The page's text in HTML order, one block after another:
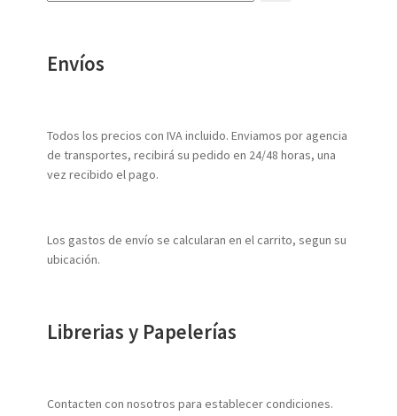
Envíos
Todos los precios con IVA incluido. Enviamos por agencia
de transportes, recibirá su pedido en 24/48 horas, una
vez recibido el pago.
Los gastos de envío se calcularan en el carrito, segun su
ubicación.
Librerias y Papelerías
Contacten con nosotros para establecer condiciones.